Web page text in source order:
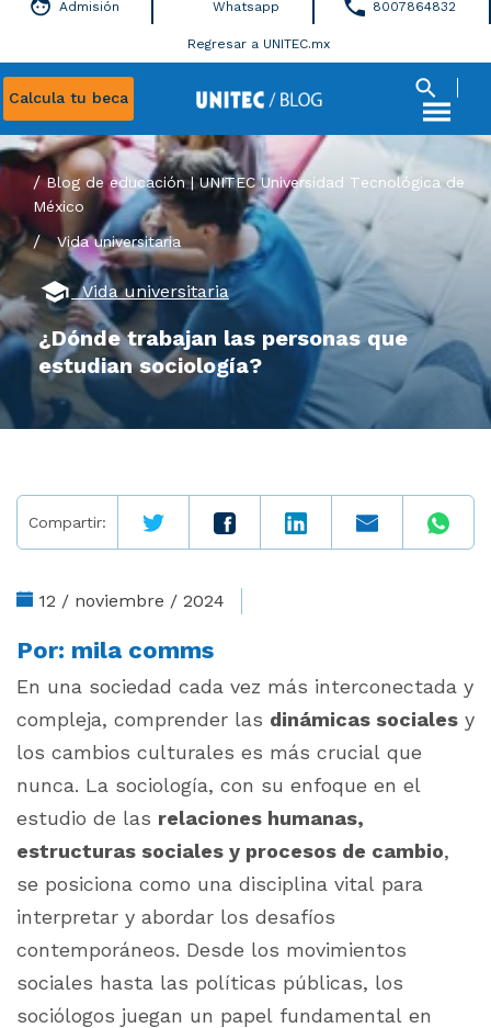
Calcula tu beca
Admisión Whatsapp 8007864832
Regresar a UNITEC.mx
Blog de educación | UNITEC Universidad Tecnológica de
México
/Vida universitaria
Vida universitaria
¿Dónde trabajan las personas que
estudian sociología?
Compartir:
12 / noviembre / 2024
Por: mila comms
En una sociedad cada vez más interconectada y
compleja, comprender las dinámicas sociales y
los cambios culturales es más crucial que
nunca. La sociología, con su enfoque en el
estudio de las relaciones humanas,
estructuras sociales y procesos de cambio,
se posiciona como una disciplina vital para
interpretar y abordar los desafíos
contemporáneos. Desde los movimientos
sociales hasta las políticas públicas, los
sociólogos juegan un papel fundamental en